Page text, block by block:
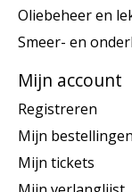
Oliebeheer en
Smeer- en
Mijn account
Registreren
Mijn bestellingen
Mijn tickets